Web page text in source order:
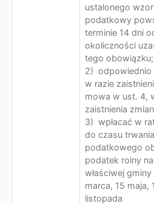
ustalonego
podatkowy
terminie 14 dni
okoliczności
tego obowiązku;
2) odpowiednio
w razie
mowa w ust. 4,
zaistnienia
3) wpłacać w
do czasu
podatkowego
podatek rolny
właściwej
marca, 15 maja,
listopada